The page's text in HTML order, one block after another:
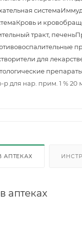
система
Кровь и
тракт, печень
для
препараты
р для нар. прим. 1 % 20
АПТЕКАХ
аптеках